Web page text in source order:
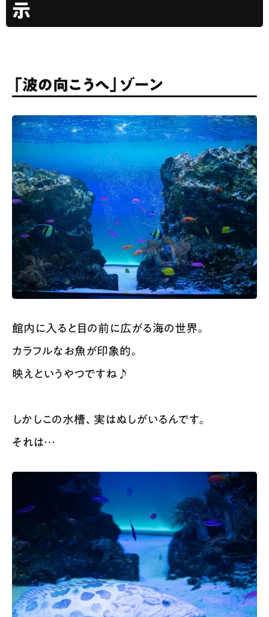
示
「波の向こうへ」ゾーン
館内に入ると目の前に広がる海の世界。
カラフルなお魚が印象的。
映えというやつですね♪
しかしこの水槽、実はぬしがいるんです。
それは…